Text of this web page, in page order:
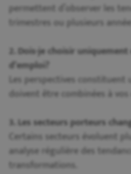
permettent d’observer les
trimestres ou plusieurs
2. Dois-je choisir
d’emploi?
Les perspectives
doivent être combinées à
3. Les secteurs porteurs
Certains secteurs évoluent
analyse régulière des
transformations.